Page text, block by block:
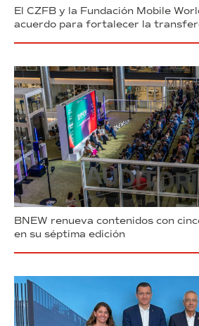
El CZFB y la Fundación Mobile
acuerdo para fortalecer la
BNEW renueva contenidos con
en su séptima edición